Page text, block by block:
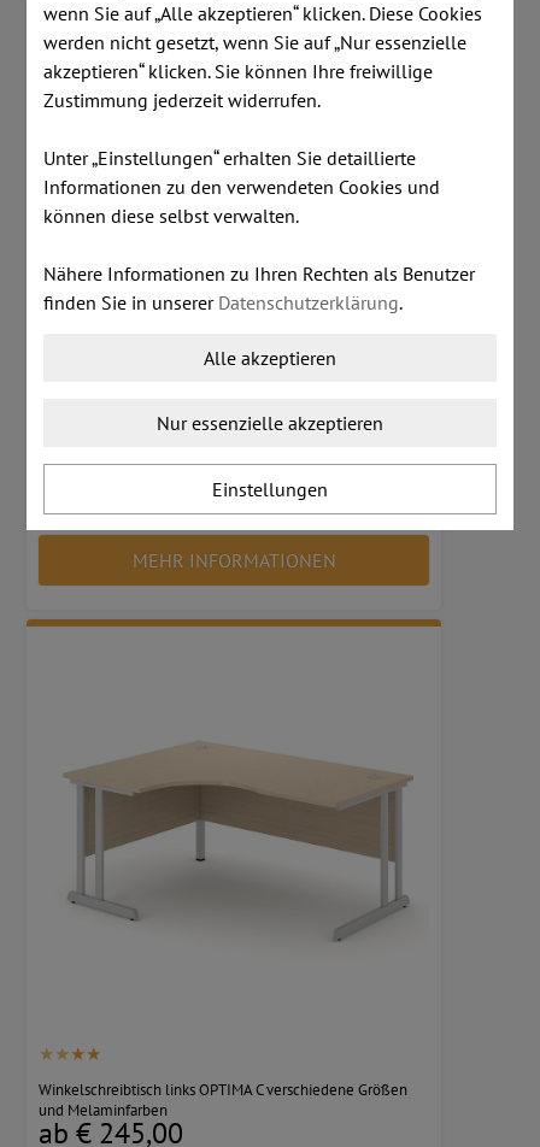
Winkelschreibtisch OPTIMA C 1.200 mm x 1.200 mm und
ab € 232,00
MEHR INFORMATIONEN
Winkelschreibtisch links OPTIMA C verschiedene Größen
und Melaminfarben
ab € 245,00
wenn Sie auf „Alle akzeptieren“ klicken. Diese Cookies
werden nicht gesetzt, wenn Sie auf „Nur essenzielle
akzeptieren“ klicken. Sie können Ihre freiwillige
Zustimmung jederzeit widerrufen.
Unter „Einstellungen“ erhalten Sie detaillierte
Informationen zu den verwendeten Cookies und
können diese selbst verwalten.
Nähere Informationen zu Ihren Rechten als Benutzer
finden Sie in unserer Datenschutzerklärung.
Alle akzeptieren
Nur essenzielle akzeptieren
Einstellungen